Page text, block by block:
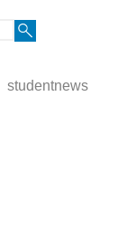
studentnews